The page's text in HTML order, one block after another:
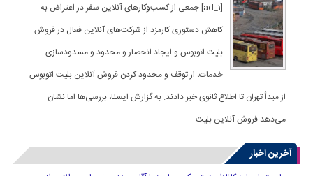
[ad_1] جمعی از کسب‌وکارهای آنلاین سفر در اعتراض به
کاهش دستوری کارمزد از شرکت‌های آنلاین فعال در فروش
بلیت اتوبوس و ایجاد انحصار و محدود و مسدودسازی
خدمات‌، از توقف و محدود کردن فروش آنلاین بلیت اتوبوس
از مبدأ تهران تا اطلاع ثانوی خبر دادند. به گزارش ایسنا، بررسی‌ها اما نشان
می‌دهد فروش آنلاین بلیت
آخرین اخبار